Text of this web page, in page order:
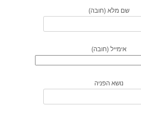
שם מלא (חובה)
אימייל (חובה)
נושא הפניה